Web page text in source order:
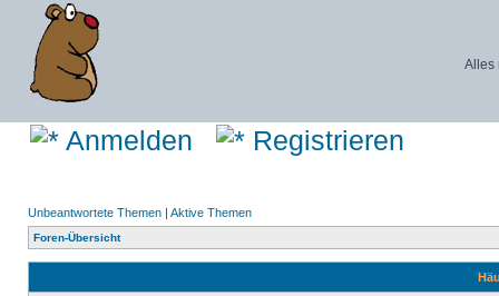
Alles
Anmelden Registrieren
Unbeantwortete Themen | Aktive Themen
Foren-Übersicht